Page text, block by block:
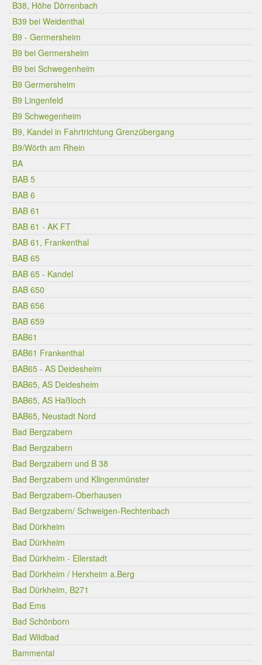
B38, Höhe Dörrenbach
B39 bei Weidenthal
B9 - Germersheim
B9 bei Germersheim
B9 bei Schwegenheim
B9 Germersheim
B9 Lingenfeld
B9 Schwegenheim
B9, Kandel in Fahrtrichtung Grenzübergang
B9/Wörth am Rhein
BA
BAB 5
BAB 6
BAB 61
BAB 61 - AK FT
BAB 61, Frankenthal
BAB 65
BAB 65 - Kandel
BAB 650
BAB 656
BAB 659
BAB61
BAB61 Frankenthal
BAB65 - AS Deidesheim
BAB65, AS Deidesheim
BAB65, AS Haßloch
BAB65, Neustadt Nord
Bad Bergzabern
Bad Bergzabern
Bad Bergzabern und B 38
Bad Bergzabern und Klingenmünster
Bad Bergzabern-Oberhausen
Bad Bergzabern/ Schweigen-Rechtenbach
Bad Dürkheim
Bad Dürkheim
Bad Dürkheim - Ellerstadt
Bad Dürkheim / Herxheim a.Berg
Bad Dürkheim, B271
Bad Ems
Bad Schönborn
Bad Wildbad
Bammental